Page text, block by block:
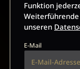
Funktion
unseren
E-Mail